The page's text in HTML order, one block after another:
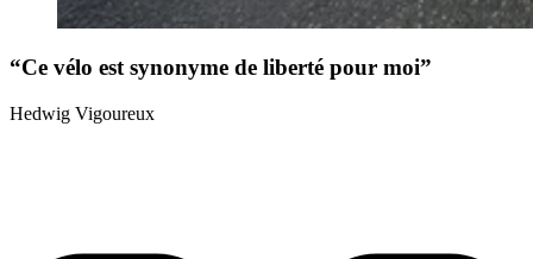
“Ce vélo est synonyme de liberté pour moi”
Hedwig Vigoureux